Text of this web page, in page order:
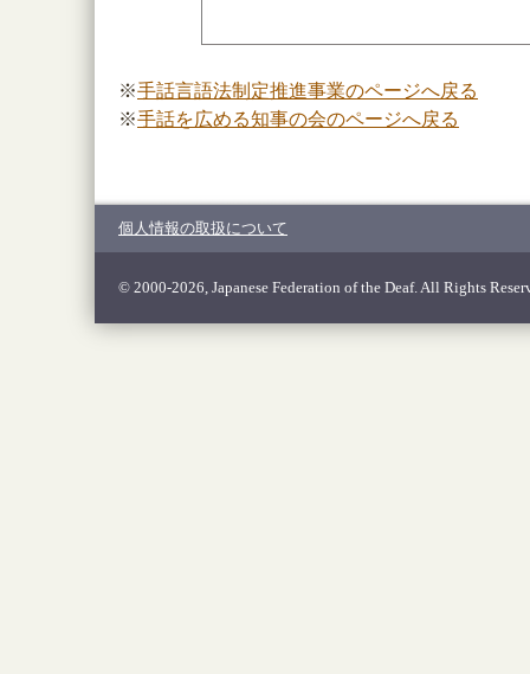
※手話言語法制定推進事業のページへ戻る
※手話を広める知事の会のページへ戻る
個人情報の取扱について
© 2000-2026, Japanese Federation of the Deaf. All Rights